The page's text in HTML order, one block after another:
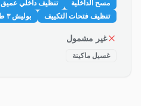
مسح الداخلية
تنظيف داخلي عميق
تنظيف فتحات التكييف
بوليش ٣ طبقات
غير مشمول
غسيل ماكينة